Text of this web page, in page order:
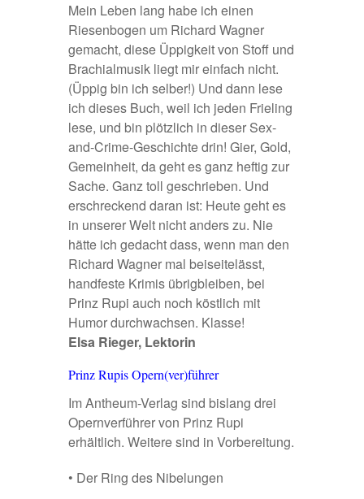
Mein Leben lang habe ich einen
Riesenbogen um Richard Wagner
gemacht, diese Üppigkeit von Stoff und
Brachialmusik liegt mir einfach nicht.
(Üppig bin ich selber!) Und dann lese
ich dieses Buch, weil ich jeden Frieling
lese, und bin plötzlich in dieser Sex-
and-Crime-Geschichte drin! Gier, Gold,
Gemeinheit, da geht es ganz heftig zur
Sache. Ganz toll geschrieben. Und
erschreckend daran ist: Heute geht es
in unserer Welt nicht anders zu. Nie
hätte ich gedacht dass, wenn man den
Richard Wagner mal beiseitelässt,
handfeste Krimis übrigbleiben, bei
Prinz Rupi auch noch köstlich mit
Humor durchwachsen. Klasse!
Elsa Rieger, Lektorin
Prinz Rupis Opern(ver)führer
Im Antheum-Verlag sind bislang drei
Opernverführer von Prinz Rupi
erhältlich. Weitere sind in Vorbereitung.
• Der Ring des Nibelungen